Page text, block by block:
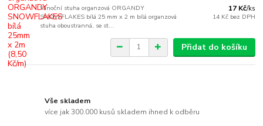
Vánoční stuha organzová ORGANDY
SNOWFLAKES bílá 25 mm x 2 m bílá organzová
stuha oboustranná, se st...
17 Kč/ks
14 Kč bez DPH
Přidat do košíku
Vše skladem
více jak 300.000 kusů skladem ihned k odběru